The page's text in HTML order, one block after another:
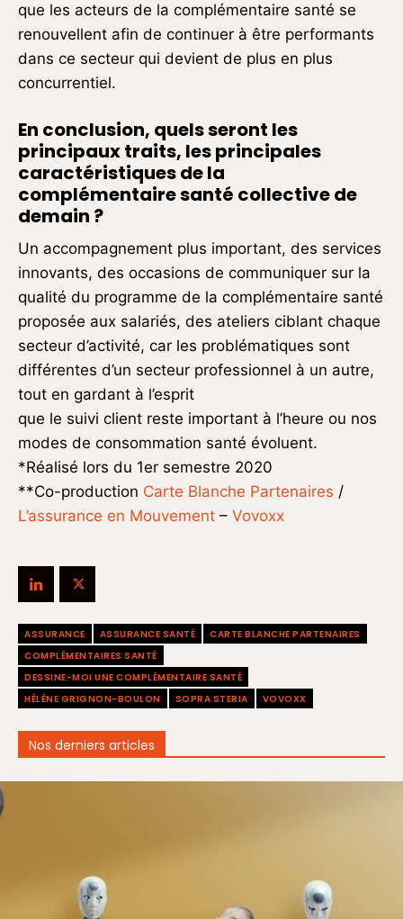
que les acteurs de la complémentaire santé se
renouvellent afin de continuer à être performants
dans ce secteur qui devient de plus en plus
concurrentiel.
En conclusion, quels seront les
principaux traits, les principales
caractéristiques de la
complémentaire santé collective de
demain ?
Un accompagnement plus important, des services
innovants, des occasions de communiquer sur la
qualité du programme de la complémentaire santé
proposée aux salariés, des ateliers ciblant chaque
secteur d’activité, car les problématiques sont
différentes d’un secteur professionnel à un autre,
tout en gardant à l’esprit
que le suivi client reste important à l’heure ou nos
modes de consommation santé évoluent.
*Réalisé lors du 1er semestre 2020
**Co-production Carte Blanche Partenaires /
L’assurance en Mouvement – Vovoxx
ASSURANCE ASSURANCE SANTÉ
CARTE BLANCHE PARTENAIRES
COMPLÉMENTAIRES SANTÉ
DESSINE-MOI UNE COMPLÉMENTAIRE SANTÉ
HÉLÈNE GRIGNON-BOULON
SOPRA STERIA VOVOXX
Nos derniers articles